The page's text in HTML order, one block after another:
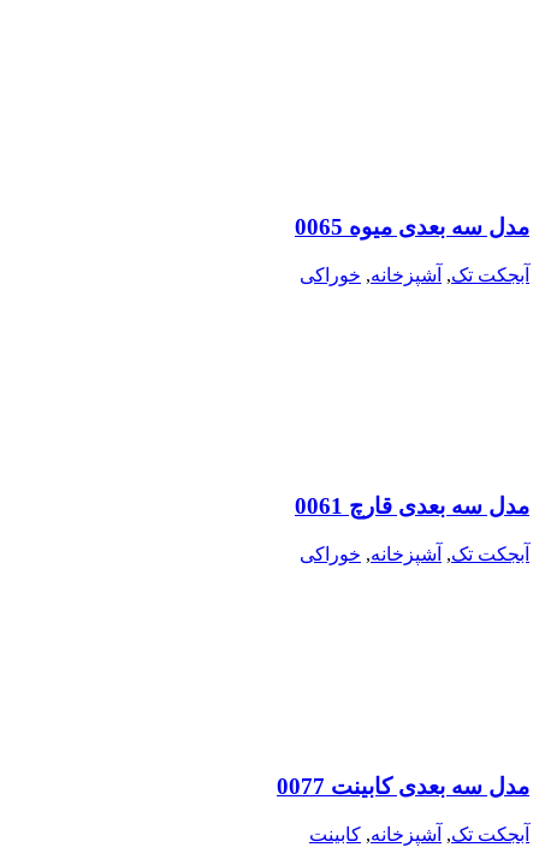
مدل سه بعدی میوه 0065
آبجکت تک, آشپزخانه, خوراکی
مدل سه بعدی قارچ 0061
آبجکت تک, آشپزخانه, خوراکی
مدل سه بعدی کابینت 0077
آبجکت تک, آشپزخانه, کابینت